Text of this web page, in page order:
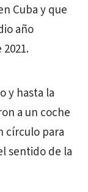
Cuba y que
año
y hasta la
a un coche
círculo para
sentido de la